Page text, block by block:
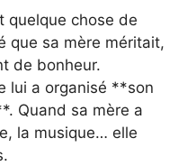
quelque chose de
que sa mère méritait,
de bonheur.
lui a organisé **son
Quand sa mère a
la musique… elle